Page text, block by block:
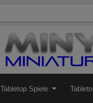
Tabletop Spiele